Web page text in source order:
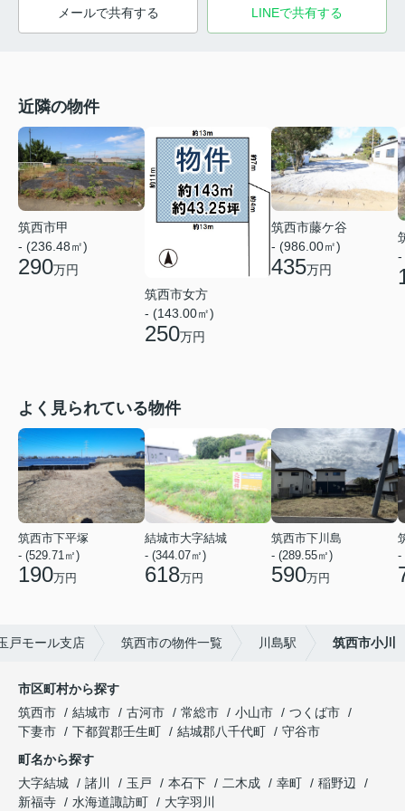
メールで共有する LINEで共有する
近隣の物件
筑西市甲
- (236.48㎡)
290万円
筑西市女方
- (143.00㎡)
250万円
筑西市藤ケ谷
- (986.00㎡)
435万円
-
よく見られている物件
筑西市下平塚
- (529.71㎡)
190万円
結城市大字結城
- (344.07㎡)
618万円
筑西市下川島
- (289.55㎡)
590万円
-
戸モール支店 筑西市の物件一覧 川島駅 筑西市小川
市区町村から探す
筑西市
結城市 古河市 常総市 小山市
つくば市
下妻市
下都賀郡壬生町 結城郡八千代町
守谷市
町名から探す
大字結城
諸川 玉戸 本石下 二木成 幸町
稲野辺
新福寺
水海道諏訪町 大字羽川